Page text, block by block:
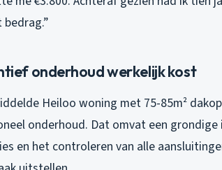
onderhoud werkelijk kost
Heiloo woning met 75-85m²
onderhoud. Dat omvat een
en het controleren van alle